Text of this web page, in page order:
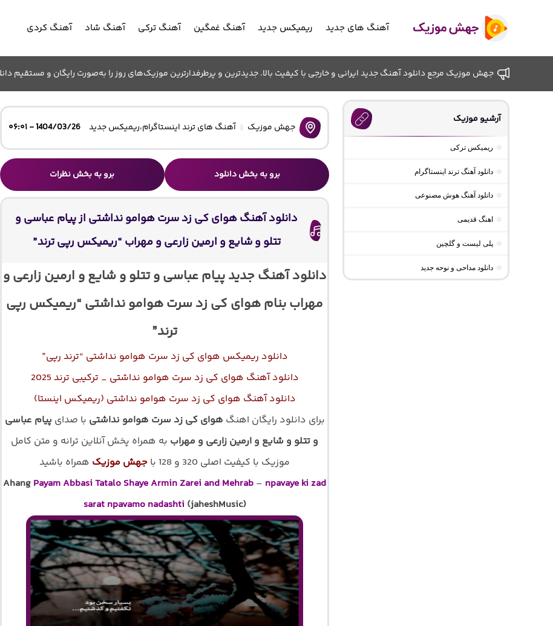
آهنگ های جدید ریمیکس جدید آهنگ غمگین آهنگ ترکی آهنگ شاد آهنگ کردی
جهش موزیک مرجع دانلود آهنگ جدید ایرانی و خارجی با کیفیت بالا. جدیدترین و پرطرفدارترین موزیک‌های روز را به‌صورت رایگان و مستقیم
جهش موزیک آهنگ های ترند اینستاگرام،ریمیکس جدید 1404/03/26 - ۰۶:۰۱
برو به بخش دانلود برو به بخش نظرات
دانلود آهنگ هوای کی زد سرت هوامو نداشتی از پیام عباسی و
تتلو و شایع و ارمین زارعی و مهراب “ریمیکس رپی ترند”
دانلود آهنگ جدید پیام عباسی و تتلو و شایع و ارمین زارعی و
مهراب بنام هوای کی زد سرت هوامو نداشتی “ریمیکس رپی
ترند”
دانلود ریمیکس هوای کی زد سرت هوامو نداشتی “ترند رپی”
دانلود آهنگ هوای کی زد سرت هوامو نداشتی _ ترکیبی ترند 2025
دانلود آهنگ هوای کی زد سرت هوامو نداشتی (ریمیکس اینستا)
برای دانلود رایگان اهنگ هوای کی زد سرت هوامو نداشتی با صدای پیام عباسی
و تتلو و شایع و ارمین زارعی و مهراب به همراه پخش آنلاین ترانه و متن کامل
موزیک با کیفیت اصلی 320 و 128 با
جهش موزیک همراه باشید
Ahang Payam Abbasi Tatalo Shaye Armin Zarei and Mehrab – npavaye ki zad
sarat npavamo nadashti (jaheshMusic)
آرشیو موزیک
ریمیکس ترکی
دانلود آهنگ ترند اینستاگرام
دانلود آهنگ هوش مصنوعی
اهنگ قدیمی
پلی لیست و گلچین
دانلود مداحی و نوحه جدید